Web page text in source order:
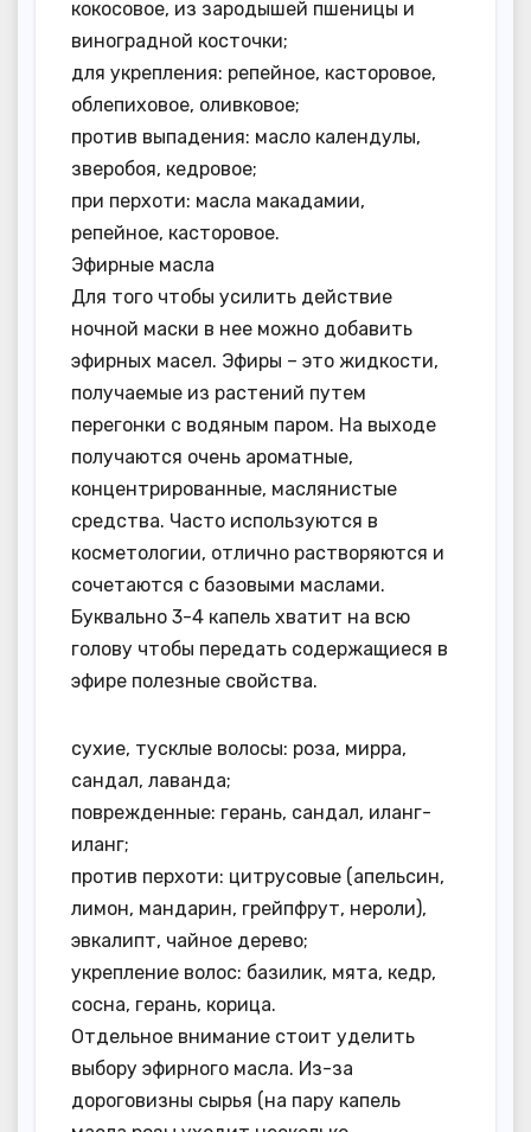
кокосовое, из зародышей пшеницы и
виноградной косточки;
для укрепления: репейное, касторовое,
облепиховое, оливковое;
против выпадения: масло календулы,
зверобоя, кедровое;
при перхоти: масла макадамии,
репейное, касторовое.
Эфирные масла
Для того чтобы усилить действие
ночной маски в нее можно добавить
эфирных масел. Эфиры – это жидкости,
получаемые из растений путем
перегонки с водяным паром. На выходе
получаются очень ароматные,
концентрированные, маслянистые
средства. Часто используются в
косметологии, отлично растворяются и
сочетаются с базовыми маслами.
Буквально 3-4 капель хватит на всю
голову чтобы передать содержащиеся в
эфире полезные свойства.
сухие, тусклые волосы: роза, мирра,
сандал, лаванда;
поврежденные: герань, сандал, иланг-
иланг;
против перхоти: цитрусовые (апельсин,
лимон, мандарин, грейпфрут, нероли),
эвкалипт, чайное дерево;
укрепление волос: базилик, мята, кедр,
сосна, герань, корица.
Отдельное внимание стоит уделить
выбору эфирного масла. Из-за
дороговизны сырья (на пару капель